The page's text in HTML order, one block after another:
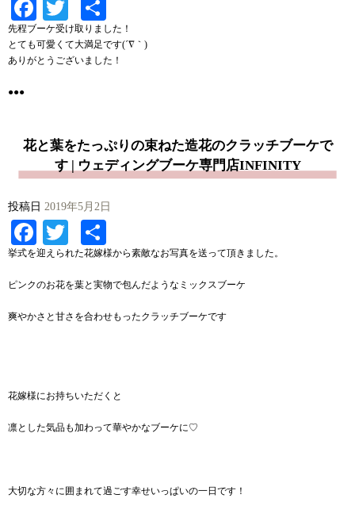
Facebook
Twitter
有
先程ブーケ受け取りました！
とても可愛くて大満足です(´∇｀)
ありがとうございました！
●●●
花と葉をたっぷりの束ねた造花のクラッチブーケで
す | ウェディングブーケ専門店INFINITY
投稿日 2019年5月2日
Facebook
Twitter
有
挙式を迎えられた花嫁様から素敵なお写真を送って頂きました。
ピンクのお花を葉と実物で包んだようなミックスブーケ
爽やかさと甘さを合わせもったクラッチブーケです
花嫁様にお持ちいただくと
凛とした気品も加わって華やかなブーケに♡
大切な方々に囲まれて過ごす幸せいっぱいの一日です！